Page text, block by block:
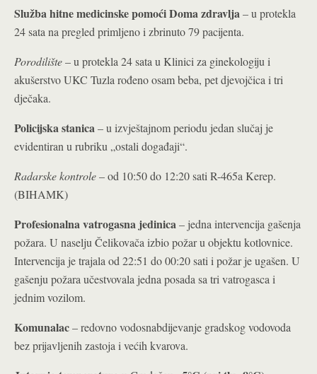
Služba hitne medicinske pomoći Doma zdravlja– u protekla
24 sata na pregled primljeno i zbrinuto 79 pacijenta.
Porodilište– u protekla 24 sata u Klinici za ginekologiju i
akušerstvo UKC Tuzla rođeno osam beba, pet djevojčica i tri
dječaka.
Policijska stanica– u izvještajnom periodu jedan slučaj je
evidentiran u rubriku „ostali događaji“.
Radarske kontrole– od 10:50 do 12:20 sati R-465a Kerep.
(BIHAMK)
Profesionalna vatrogasna jedinica– jedna intervencija gašenja
požara. U naselju Čelikovača izbio požar u objektu kotlovnice.
Intervencija je trajala od 22:51 do 00:20 sati i požar je ugašen. U
gašenju požara učestvovala jedna posada sa tri vatrogasca i
jednim vozilom.
Komunalac– redovno vodosnabdijevanje gradskog vodovoda
bez prijavljenih zastoja i većih kvarova.